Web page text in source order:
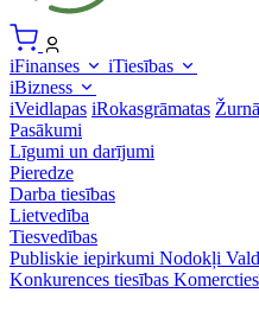
iFinanses
iTiesības
iBizness
iVeidlapas iRokasgrāmatas
Pasākumi
Līgumi un darījumi
Pieredze
Darba tiesības
Lietvedība
Tiesvedības
Publiskie iepirkumi Nodokļi
Konkurences tiesības